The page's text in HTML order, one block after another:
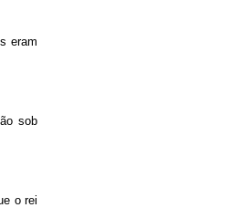
eram
sob
o rei